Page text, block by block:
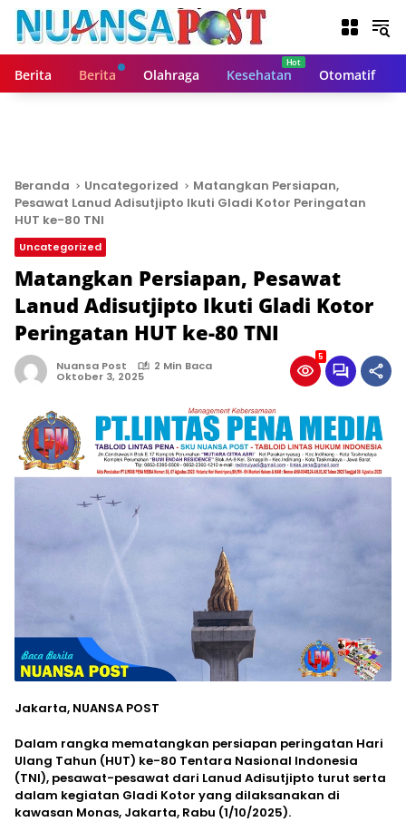
Berita Berita Olahraga Kesehatan Otomatif
Beranda Uncategorized
Matangkan Persiapan,
Pesawat Lanud Adisutjipto Ikuti Gladi Kotor Peringatan
HUT ke-80 TNI
Uncategorized
Matangkan Persiapan, Pesawat
Lanud Adisutjipto Ikuti Gladi Kotor
Peringatan HUT ke-80 TNI
Nuansa Post 2 Min Baca
Oktober 3, 2025
5
Jakarta, NUANSA POST
Dalam rangka mematangkan persiapan peringatan Hari
Ulang Tahun (HUT) ke-80 Tentara Nasional Indonesia
(TNI), pesawat-pesawat dari Lanud Adisutjipto turut serta
dalam kegiatan Gladi Kotor yang dilaksanakan di
kawasan Monas, Jakarta, Rabu (1/10/2025).